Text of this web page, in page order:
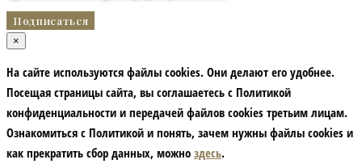
×
На сайте используются файлы cookies. Они делают его удобнее.
Посещая страницы сайта, вы соглашаетесь с Политикой
конфиденциальности и передачей файлов cookies третьим лицам.
Ознакомиться с Политикой и понять, зачем нужны файлы сookies и
как прекратить сбор данных, можно здесь.